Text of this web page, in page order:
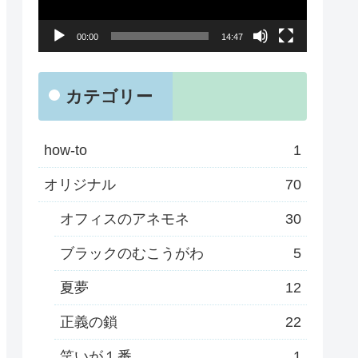
00:00 14:47
カテゴリー
how-to 1
オリジナル 70
オフィスのアネモネ 30
ブラックのむこうがわ 5
夏夢 12
正義の鎖 22